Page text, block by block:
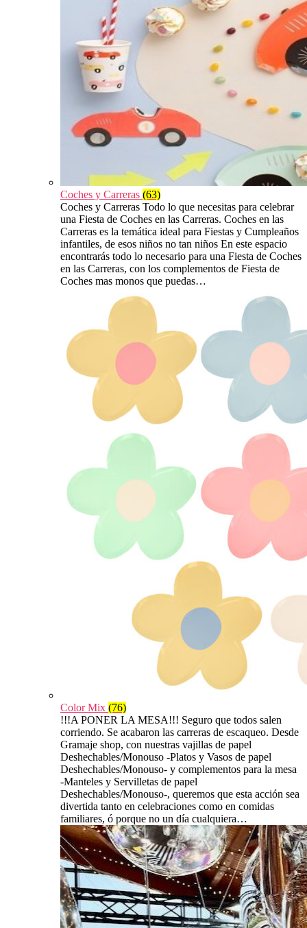
Coches y Carreras (63)
Coches y Carreras Todo lo que necesitas para celebrar
una Fiesta de Coches en las Carreras. Coches en las
Carreras es la temática ideal para Fiestas y Cumpleaños
infantiles, de esos niños no tan niños En este espacio
encontrarás todo lo necesario para una Fiesta de Coches
en las Carreras, con los complementos de Fiesta de
Coches mas monos que puedas…
Color Mix (76)
!!!A PONER LA MESA!!! Seguro que todos salen
corriendo. Se acabaron las carreras de escaqueo. Desde
Gramaje shop, con nuestras vajillas de papel
Deshechables/Monouso -Platos y Vasos de papel
Deshechables/Monouso- y complementos para la mesa
-Manteles y Servilletas de papel
Deshechables/Monouso-, queremos que esta acción sea
divertida tanto en celebraciones como en comidas
familiares, ó porque no un día cualquiera…